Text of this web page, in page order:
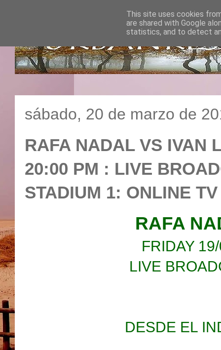
sábado, 20 de marzo de
RAFA NADAL VS IVAN
20:00 PM : LIVE
STADIUM 1: ONLINE
RAFA
FRIDAY
LIVE
DESDE EL
This site uses cookies
are shared with Google
statistics, and to detect